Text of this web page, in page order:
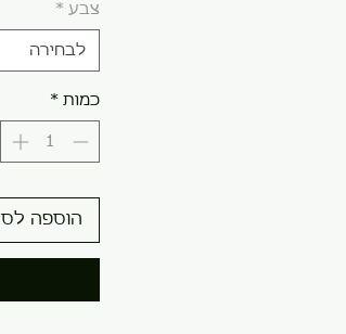
צבע *
לבחירה
כמות *
הוספה